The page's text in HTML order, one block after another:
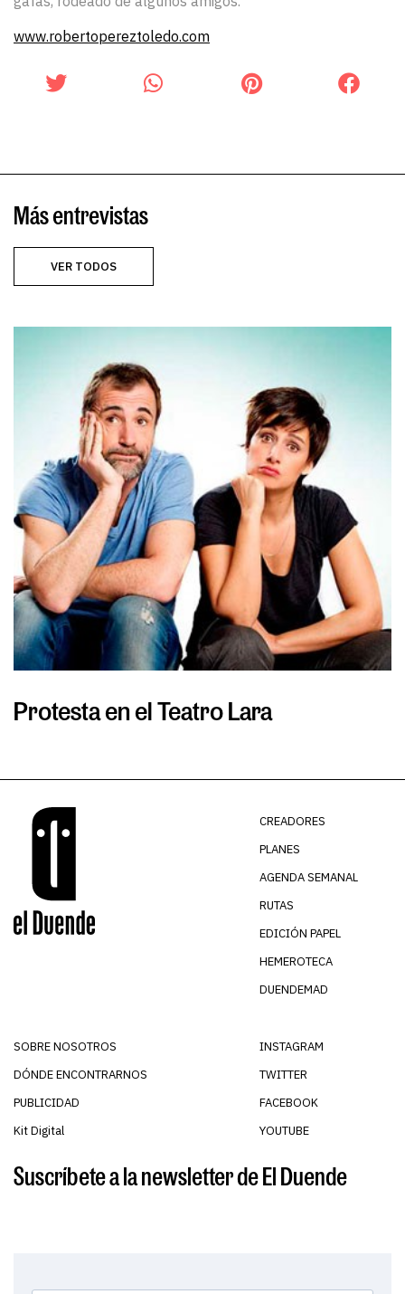
www.robertopereztoledo.com
Más entrevistas
VER TODOS
Protesta en el Teatro Lara
CREADORES
PLANES
AGENDA SEMANAL
RUTAS
EDICIÓN PAPEL
HEMEROTECA
DUENDEMAD
SOBRE NOSOTROS
DÓNDE ENCONTRARNOS
PUBLICIDAD
Kit Digital
INSTAGRAM
TWITTER
FACEBOOK
YOUTUBE
Suscríbete a la newsletter de El Duende